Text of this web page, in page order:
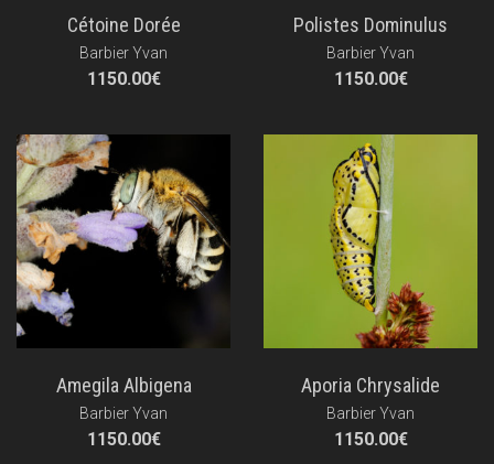
Cétoine Dorée
Barbier Yvan
1150.00€
Polistes Dominulus
Barbier Yvan
1150.00€
Amegila Albigena
Barbier Yvan
1150.00€
Aporia Chrysalide
Barbier Yvan
1150.00€